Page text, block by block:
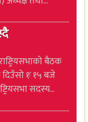
बैठक
१ः १५ बजे
सदस्य...